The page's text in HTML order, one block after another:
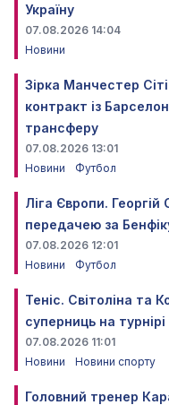
Україну
07.08.2026 14:04
Новини
Зірка Манчестер
контракт із
трансферу
07.08.2026 13:01
Новини
Футбол
Ліга Європи.
передачею за
07.08.2026 12:01
Новини
Футбол
Теніс. Світоліна та
суперниць на
07.08.2026 11:01
Новини
Новини спорту
Головний тренер